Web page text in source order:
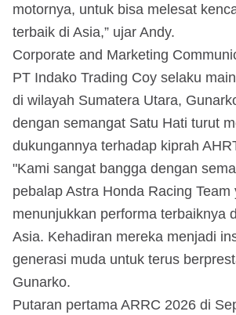
motornya, untuk bisa melesat
terbaik di Asia,” ujar Andy.
Corporate and Marketing
PT Indako Trading Coy selaku
di wilayah Sumatera Utara,
dengan semangat Satu Hati turut
dukungannya terhadap kiprah
"Kami sangat bangga dengan
pebalap Astra Honda Racing Team
menunjukkan performa terbaiknya
Asia. Kehadiran mereka menjadi
generasi muda untuk terus
Gunarko.
Putaran pertama ARRC 2026 di